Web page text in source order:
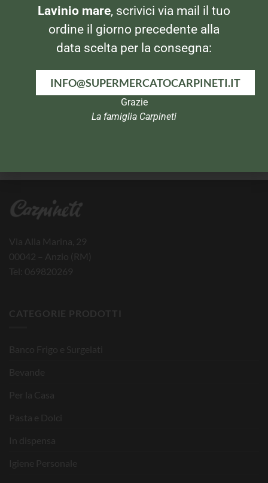
Via Alla Marina, 29
00042 – Anzio (RM)
Tel: 069820269
CATEGORIE PRODOTTI
Banco Frigo e Surgelati
Bevande
Per la Casa
Pasta e Dolci
In dispensa
Igiene Personale
Lavinio mare, scrivici via mail il tuo
ordine il giorno precedente alla
data scelta per la consegna:
INFO@SUPERMERCATOCARPINETI.IT
Grazie
La famiglia Carpineti